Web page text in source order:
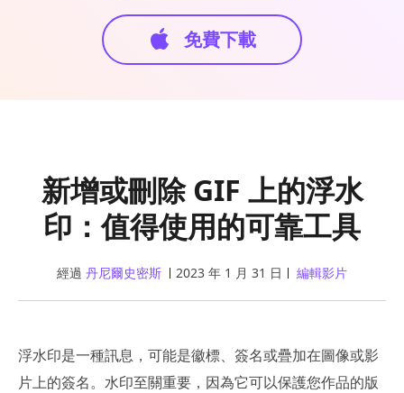
免費下載
新增或刪除 GIF 上的浮水
印：值得使用的可靠工具
經過 丹尼爾史密斯 2023 年 1 月 31 日 編輯影片
浮水印是一種訊息，可能是徽標、簽名或疊加在圖像或影
片上的簽名。水印至關重要，因為它可以保護您作品的版